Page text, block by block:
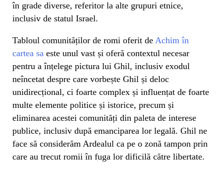
în grade diverse, referitor la alte grupuri etnice,
inclusiv de statul Israel.
Tabloul comunităților de romi oferit de Achim în
cartea sa este unul vast și oferă contextul necesar
pentru a înțelege pictura lui Ghil, inclusiv exodul
neîncetat despre care vorbește Ghil și deloc
unidirecțional, ci foarte complex și influențat de foarte
multe elemente politice și istorice, precum și
eliminarea acestei comunități din paleta de interese
publice, inclusiv după emanciparea lor legală. Ghil ne
face să considerăm Ardealul ca pe o zonă tampon prin
care au trecut romii în fuga lor dificilă către libertate.